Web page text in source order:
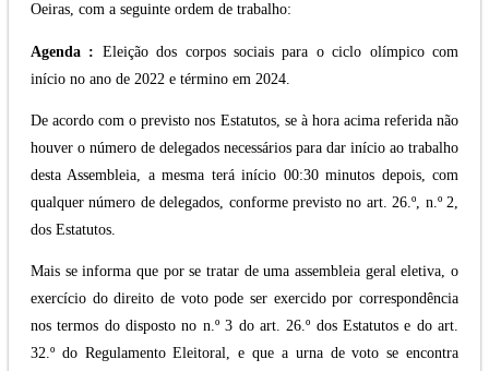
Oeiras, com a seguinte ordem de trabalho:
Agenda : Eleição dos corpos sociais para o ciclo olímpico com
início no ano de 2022 e término em 2024.
De acordo com o previsto nos Estatutos, se à hora acima referida não
houver o número de delegados necessários para dar início ao trabalho
desta Assembleia, a mesma terá início 00:30 minutos depois, com
qualquer número de delegados, conforme previsto no art. 26.º, n.º 2,
dos Estatutos.
Mais se informa que por se tratar de uma assembleia geral eletiva, o
exercício do direito de voto pode ser exercido por correspondência
nos termos do disposto no n.º 3 do art. 26.º dos Estatutos e do art.
32.º do Regulamento Eleitoral, e que a urna de voto se encontra